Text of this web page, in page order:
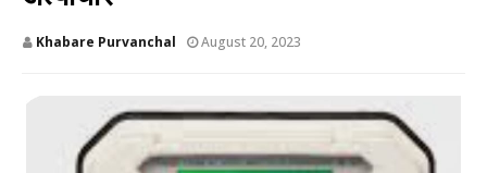
Khabare Purvanchal August 20, 2023